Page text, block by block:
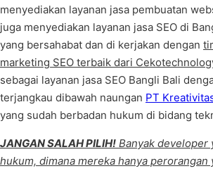
menyediakan layanan jasa pembuatan
juga menyediakan layanan jasa SEO di
yang bersahabat dan di kerjakan dengan
marketing SEO terbaik dari
sebagai layanan jasa SEO Bangli Bali
terjangkau dibawah naungan PT
yang sudah berbadan hukum di bidang
JANGAN SALAH PILIH! Banyak developer
hukum, dimana mereka hanya perorangan